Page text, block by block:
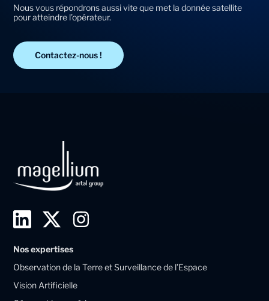
Nous vous répondrons aussi vite que met la donnée satellite
pour atteindre l’opérateur.
Contactez-nous !
L
n
k
e
T
i
t
t
I
t
Nos expertises
Observation de la Terre et Surveillance de l’Espace
Vision Artificielle